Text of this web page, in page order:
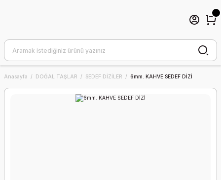
Anasayfa DOĞAL TAŞLAR SEDEF DİZİLER 6mm. KAHVE SEDEF DİZİ